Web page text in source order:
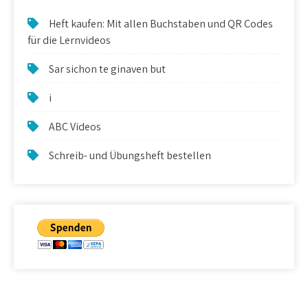
Heft kaufen: Mit allen Buchstaben und QR Codes
für die Lernvideos
Sar sichon te ginaven but
i
ABC Videos
Schreib- und Übungsheft bestellen